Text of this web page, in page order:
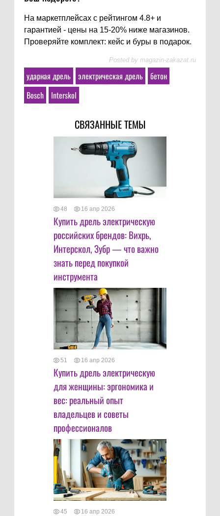
На маркетплейсах с рейтингом 4.8+ и
гарантией - цены на 15-20% ниже магазинов.
Проверяйте комплект: кейс и буры в подарок.
Posted by magazin-zakazat.ru
ударная дрель электрическая дрель
бетон
Bosch
Interskol
СВЯЗАННЫЕ ТЕМЫ
48 16 апр 2026
Купить дрель электрическую
российских брендов: Вихрь,
Интерскол, Зубр — что важно
знать перед покупкой
инструмента
51 16 апр 2026
Купить дрель электрическую
для женщины: эргономика и
вес: реальный опыт
владельцев и советы
профессионалов
45 16 апр 2026